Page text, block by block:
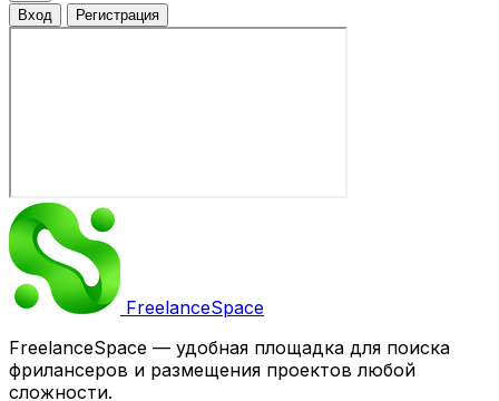
Вход Регистрация
FreelanceSpace
FreelanceSpace — удобная площадка для поиска
фрилансеров и размещения проектов любой
сложности.